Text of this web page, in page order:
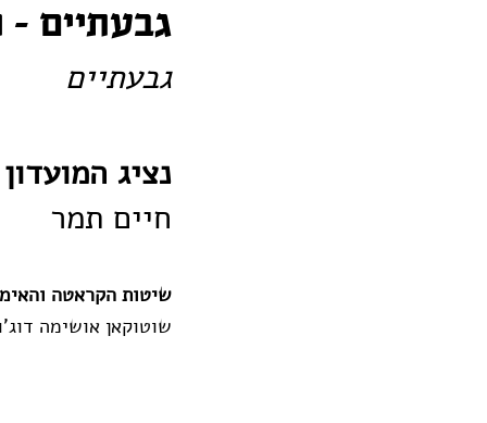
גבעתיים
גבעתיים
נציג המועדון
חיים תמר
שיטות הקראטה
שוטוקאן אושימה